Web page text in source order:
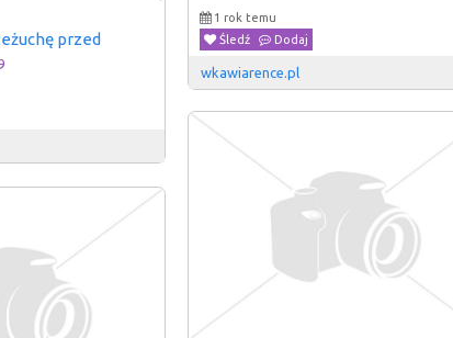
1 rok temu
Śledź
Dodaj
wkawiarence.pl
przed